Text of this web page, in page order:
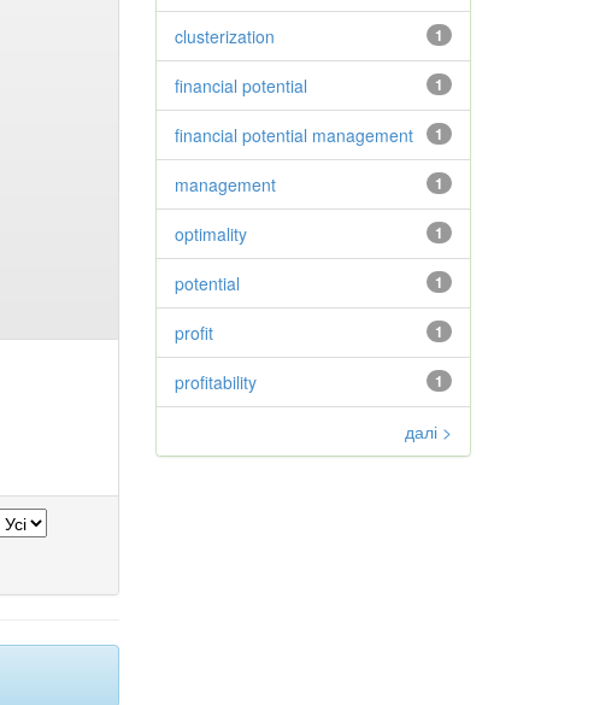
1
clusterization
1
financial potential
1
financial potential management
1
management
1
optimality
1
potential
1
profit
1
profitability
далі >